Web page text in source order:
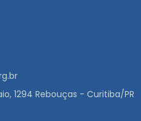
1294 Rebouças - Curitiba/PR